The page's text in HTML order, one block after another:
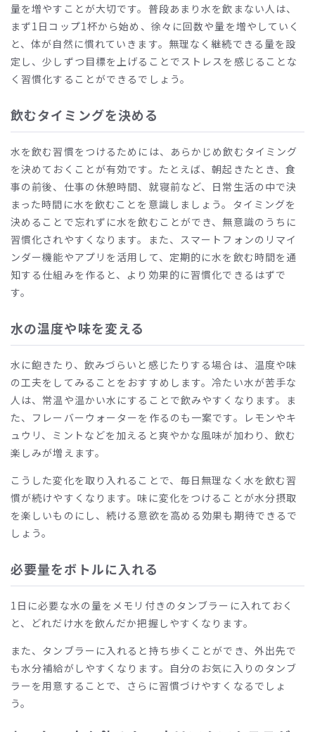
量を増やすことが大切です。普段あまり水を飲まない人は、
まず1日コップ1杯から始め、徐々に回数や量を増やしていく
と、体が自然に慣れていきます。無理なく継続できる量を設
定し、少しずつ目標を上げることでストレスを感じることな
く習慣化することができるでしょう。
飲むタイミングを決める
水を飲む習慣をつけるためには、あらかじめ飲むタイミング
を決めておくことが有効です。たとえば、朝起きたとき、食
事の前後、仕事の休憩時間、就寝前など、日常生活の中で決
まった時間に水を飲むことを意識しましょう。タイミングを
決めることで忘れずに水を飲むことができ、無意識のうちに
習慣化されやすくなります。また、スマートフォンのリマイ
ンダー機能やアプリを活用して、定期的に水を飲む時間を通
知する仕組みを作ると、より効果的に習慣化できるはずで
す。
水の温度や味を変える
水に飽きたり、飲みづらいと感じたりする場合は、温度や味
の工夫をしてみることをおすすめします。冷たい水が苦手な
人は、常温や温かい水にすることで飲みやすくなります。ま
た、フレーバーウォーターを作るのも一案です。レモンやキ
ュウリ、ミントなどを加えると爽やかな風味が加わり、飲む
楽しみが増えます。
こうした変化を取り入れることで、毎日無理なく水を飲む習
慣が続けやすくなります。味に変化をつけることが水分摂取
を楽しいものにし、続ける意欲を高める効果も期待できるで
しょう。
必要量をボトルに入れる
1日に必要な水の量をメモリ付きのタンブラーに入れておく
と、どれだけ水を飲んだか把握しやすくなります。
また、タンブラーに入れると持ち歩くことができ、外出先で
も水分補給がしやすくなります。自分のお気に入りのタンブ
ラーを用意することで、さらに習慣づけやすくなるでしょ
う。